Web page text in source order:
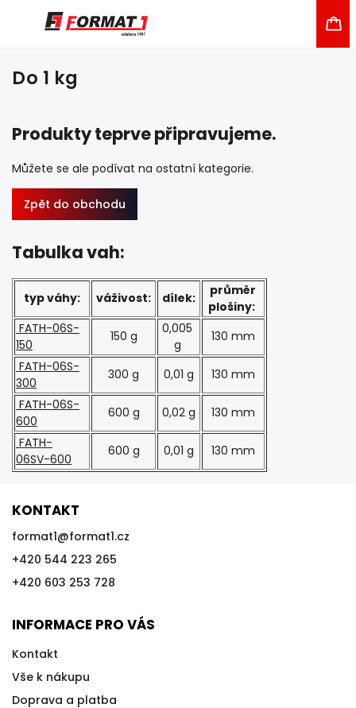
Do 1 kg
Produkty teprve připravujeme.
Můžete se ale podívat na ostatní kategorie.
Zpět do obchodu
Tabulka vah:
typ váhy: váživost: dílek:
průměr
plošiny:
FATH-06S-
150
150 g
0,005
g
130 mm
FATH-06S-
300
300 g 0,01 g
130 mm
FATH-06S-
600
600 g 0,02 g
130 mm
FATH-
06SV-600
600 g 0,01 g 130 mm
KONTAKT
format1@format1.cz
+420 544 223 265
+420 603 253 728
INFORMACE PRO VÁS
Kontakt
Vše k nákupu
Doprava a platba